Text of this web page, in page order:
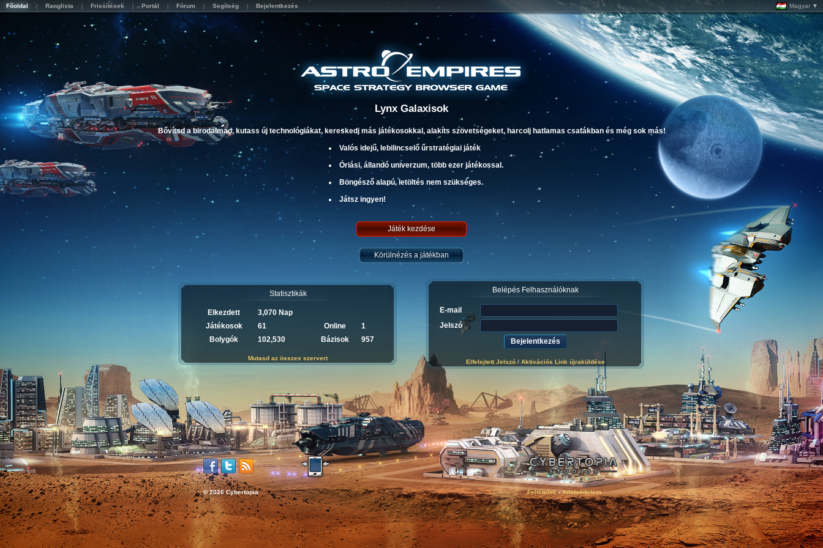
Főoldal Ranglista Frissítések Portál Fórum Segítség Bejelentkezés Magyar ▼
Lynx Galaxisok
Bővítsd a birodalmad, kutass új technológiákat, kereskedj más játékosokkal, alakíts szövetségeket, harcolj hatlamas csatákban és még sok más!
Valós idejű, lebilincselő űrstratégiai játék
Óriási, állandó univerzum, több ezer játékossal.
Böngésző alapú, letöltés nem szükséges.
Játsz ingyen!
Játék kezdése
Körülnézés a játékban
Statisztikák
Elkezdett
3,070 Nap
Játékosok
61 Online
1
Bolygók
102,530 Bázisok 957
Mutasd az összes szervert
Belépés Felhasználóknak
E-mail
Jelszó
Elfelejtett Jelszó/ Aktivációs Link újraküldése
© 2026 Cybertopia Feltételek-Adatvédelem